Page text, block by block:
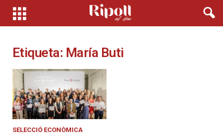
Etiqueta: María Buti
SELECCIÓ ECONÒMICA